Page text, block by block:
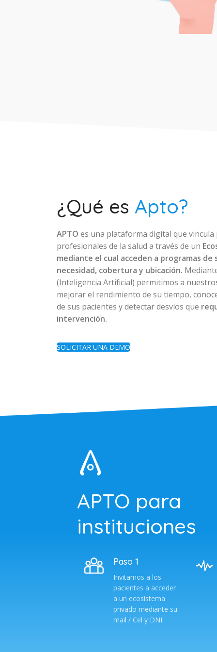
¿Qué es Apto?
APTO es una plataforma digital que vincula
profesionales de la salud a través de un
mediante el cual acceden a programas de
necesidad, cobertura y ubicación.
(Inteligencia Artificial) permitimos a
mejorar el rendimiento de su tiempo,
de sus pacientes y detectar desvíos que
intervención.
SOLICITAR UNA DEMO
APTO para
instituciones
Paso 1
Invitamos a los
pacientes a acceder
a un ecosistema
privado mediante su
mail / Cel y DNI.